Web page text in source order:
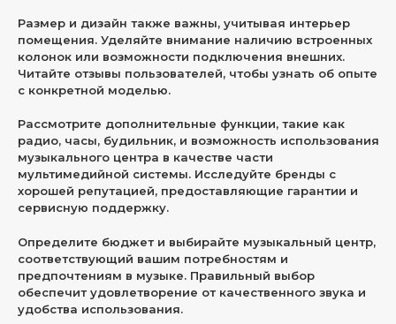
Размер и дизайн также важны, учитывая интерьер
помещения. Уделяйте внимание наличию встроенных
колонок или возможности подключения внешних.
Читайте отзывы пользователей, чтобы узнать об опыте
с конкретной моделью.
Рассмотрите дополнительные функции, такие как
радио, часы, будильник, и возможность использования
музыкального центра в качестве части
мультимедийной системы. Исследуйте бренды с
хорошей репутацией, предоставляющие гарантии и
сервисную поддержку.
Определите бюджет и выбирайте музыкальный центр,
соответствующий вашим потребностям и
предпочтениям в музыке. Правильный выбор
обеспечит удовлетворение от качественного звука и
удобства использования.